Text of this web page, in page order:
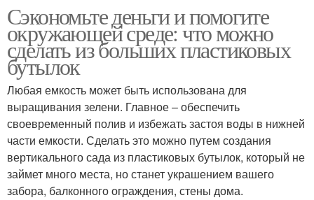
Сэкономьте деньги и помогите
окружающей среде: что можно
сделать из больших пластиковых
бутылок
Любая емкость может быть использована для
выращивания зелени. Главное – обеспечить
своевременный полив и избежать застоя воды в нижней
части емкости. Сделать это можно путем создания
вертикального сада из пластиковых бутылок, который не
займет много места, но станет украшением вашего
забора, балконного ограждения, стены дома.